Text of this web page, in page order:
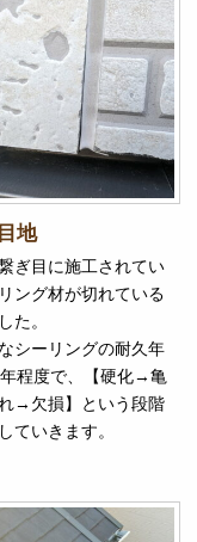
地
ぎ目に施工されてい
ング材が切れている
た。
シーリングの耐久年
程度で、【硬化→亀
→欠損】という段階
ていきます。